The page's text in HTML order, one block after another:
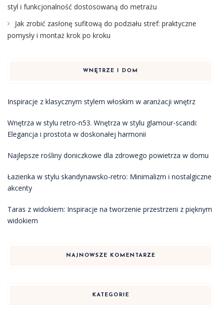
styl i funkcjonalność dostosowaną do metrażu
Jak zrobić zasłonę sufitową do podziału stref: praktyczne
pomysły i montaż krok po kroku
WNĘTRZE I DOM
Inspiracje z klasycznym stylem włoskim w aranżacji wnętrz
Wnętrza w stylu retro-n53. Wnętrza w stylu glamour-scandi:
Elegancja i prostota w doskonałej harmonii
Najlepsze rośliny doniczkowe dla zdrowego powietrza w domu
Łazienka w stylu skandynawsko-retro: Minimalizm i nostalgiczne
akcenty
Taras z widokiem: Inspiracje na tworzenie przestrzeni z pięknym
widokiem
NAJNOWSZE KOMENTARZE
KATEGORIE